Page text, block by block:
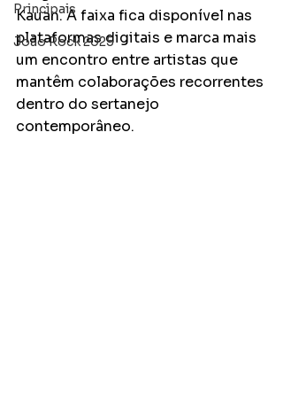
Principais
João Rock 2025
Kauan. A faixa fica disponível nas
plataformas digitais e marca mais
um encontro entre artistas que
mantêm colaborações recorrentes
dentro do sertanejo
contemporâneo.